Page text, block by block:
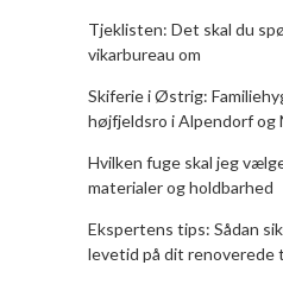
Tjeklisten: Det skal du
vikarbureau om
Skiferie i Østrig:
højfjeldsro i Alpendorf og
Hvilken fuge skal jeg
materialer og holdbarhed
Ekspertens tips: Sådan
levetid på dit renoverede